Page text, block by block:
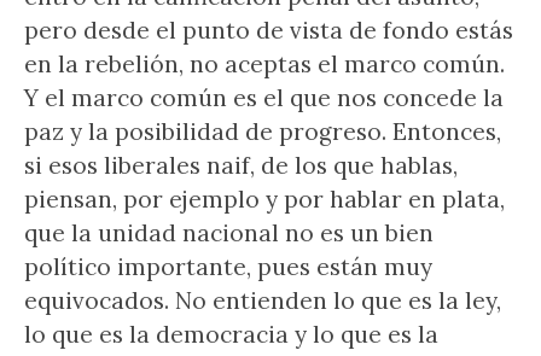
pero desde el punto de vista de fondo estás
en la rebelión, no aceptas el marco común.
Y el marco común es el que nos concede la
paz y la posibilidad de progreso. Entonces,
si esos liberales naif, de los que hablas,
piensan, por ejemplo y por hablar en plata,
que la unidad nacional no es un bien
político importante, pues están muy
equivocados. No entienden lo que es la ley,
lo que es la democracia y lo que es la